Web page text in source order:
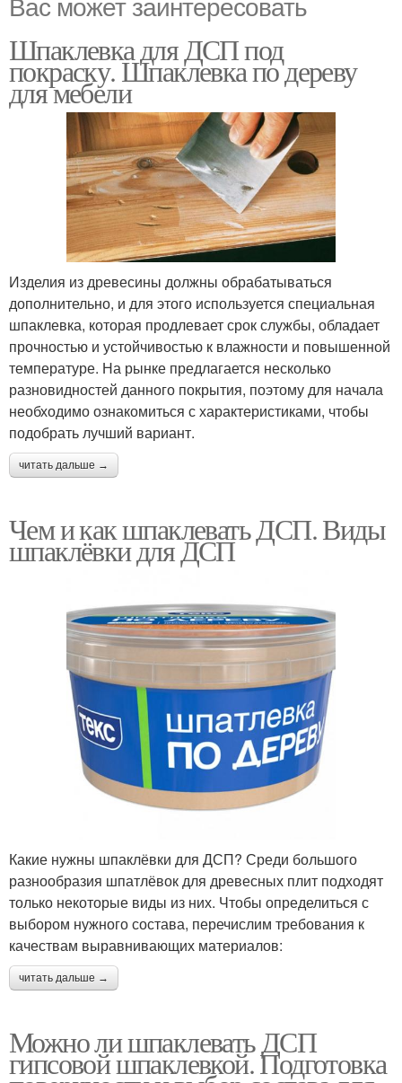
Шпаклевка для ДСП под
покраску. Шпаклевка по дереву
для мебели
Изделия из древесины должны обрабатываться
дополнительно, и для этого используется специальная
шпаклевка, которая продлевает срок службы, обладает
прочностью и устойчивостью к влажности и повышенной
температуре. На рынке предлагается несколько
разновидностей данного покрытия, поэтому для начала
необходимо ознакомиться с характеристиками, чтобы
подобрать лучший вариант.
читать дальше →
Чем и как шпаклевать ДСП. Виды
шпаклёвки для ДСП
Какие нужны шпаклёвки для ДСП? Среди большого
разнообразия шпатлёвок для древесных плит подходят
только некоторые виды из них. Чтобы определиться с
выбором нужного состава, перечислим требования к
качествам выравнивающих материалов:
читать дальше →
Можно ли шпаклевать ДСП
гипсовой шпаклевкой. Подготовка